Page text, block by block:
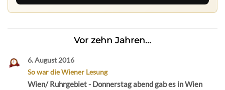
Vor zehn Jahren...
6. August 2016
So war die Wiener Lesung
Wien/ Ruhrgebiet - Donnerstag abend gab es in Wien